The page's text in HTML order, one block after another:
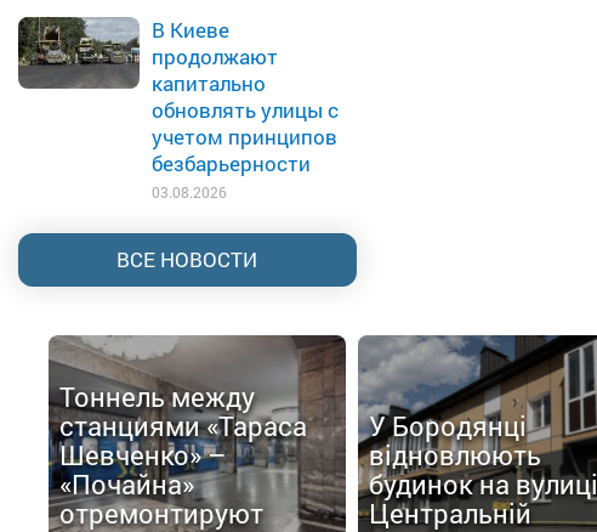
В Киеве
продолжают
капитально
обновлять улицы с
учетом принципов
безбарьерности
03.08.2026
ВСЕ НОВОСТИ
Тоннель между
станциями «Тараса
Шевченко» –
«Почайна»
отремонтируют
У Бородянці
відновлюють
будинок на вулиці
Центральній